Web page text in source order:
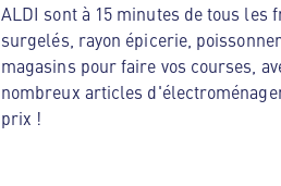
ALDI sont à 15 minutes de tous les
surgelés, rayon épicerie,
magasins pour faire vos courses,
nombreux articles
prix !